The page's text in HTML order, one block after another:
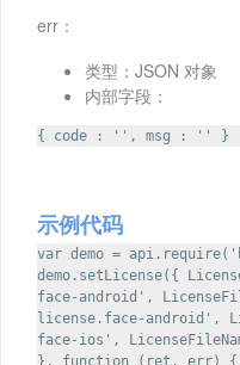
err：
类型：JSON 对象
内部字段：
{ code : '', msg : '' }
示例代码
var demo =
demo.setLicense({
face-android',
license.face-android',
face-ios',
}, function (ret, err) {